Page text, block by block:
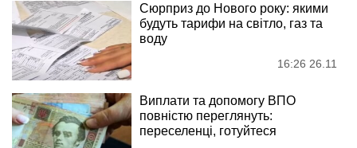
Сюрприз до Нового року: якими
будуть тарифи на світло, газ та
воду
16:26 26.11
Виплати та допомогу ВПО
повністю переглянуть:
переселенці, готуйтеся